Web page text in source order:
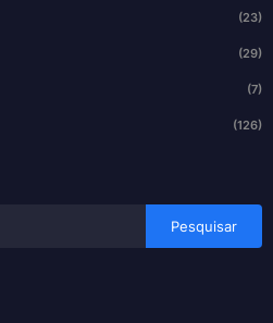
(23)
(29)
(7)
(126)